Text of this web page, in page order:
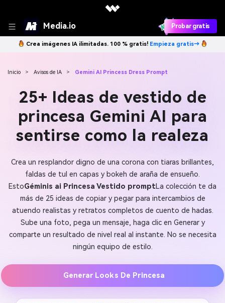
Media.io Probar gratis
Crea imágenes IA ilimitadas. 100 % gratis! Empieza gratis→
Inicio > Avisos de IA > Gemini AI Princess Dress Prompt
25+ Ideas de vestido de
princesa Gemini AI para
sentirse como la realeza
Crea un resplandor digno de una corona con tiaras brillantes,
faldas de tul en capas y bokeh de araña de ensueño.
EstoGéminis ai Princesa Vestido promptLa colección te da
más de 25 ideas de copiar y pegar para intercambios de
atuendo realistas y retratos completos de cuento de hadas.
Sube una foto, pega un mensaje, haga clic en Generar y
comparte un resultado de nivel real al instante. No se necesita
ningún equipo de estilo.
Generar Looks De Princesa